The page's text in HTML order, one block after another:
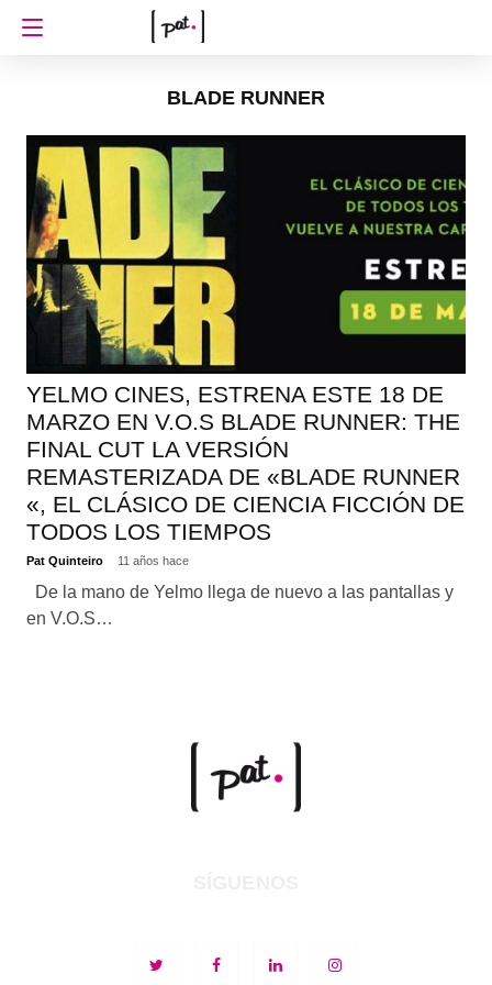
BLADE RUNNER
YELMO CINES, ESTRENA ESTE 18 DE
MARZO EN V.O.S BLADE RUNNER: THE
FINAL CUT LA VERSIÓN
REMASTERIZADA DE «BLADE RUNNER
«, EL CLÁSICO DE CIENCIA FICCIÓN DE
TODOS LOS TIEMPOS
Pat Quinteiro 11 años hace
De la mano de Yelmo llega de nuevo a las pantallas y
en V.O.S…